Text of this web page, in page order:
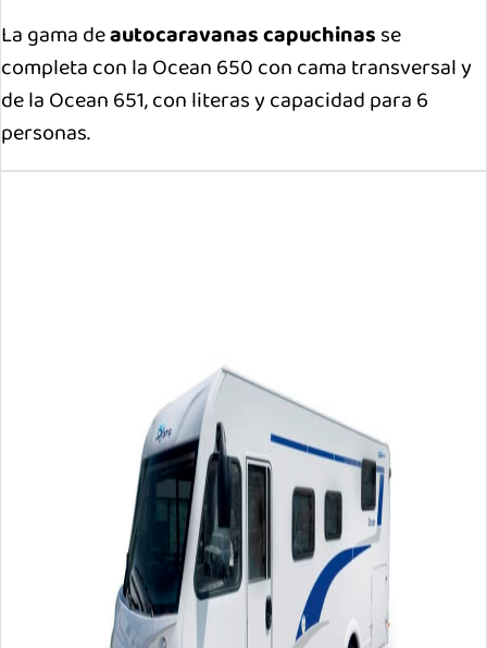
La gama deautocaravanas capuchinas se
completa con la Ocean 650 con cama transversal y
de la Ocean 651, con literas y capacidad para 6
personas.